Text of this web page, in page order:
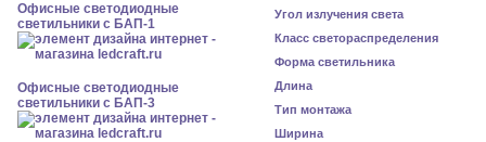
Офисные светодиодные
светильники с БАП-1
Офисные светодиодные
светильники с БАП-3
Угол излучения света
Класс светораспределения
Форма светильника
Длина
Тип монтажа
Ширина